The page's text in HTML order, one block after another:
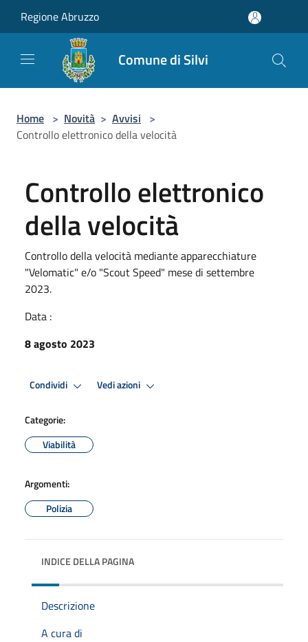
Regione Abruzzo
Comune di Silvi
Home > Novità > Avvisi >
Controllo elettronico della velocità
Controllo elettronico
della velocità
Controllo della velocità mediante apparecchiature
"Velomatic" e/o "Scout Speed" mese di settembre
2023.
Data :
8 agosto 2023
Condividi Vedi azioni
Categorie:
Viabilità
Argomenti:
Polizia
INDICE DELLA PAGINA
Descrizione
A cura di